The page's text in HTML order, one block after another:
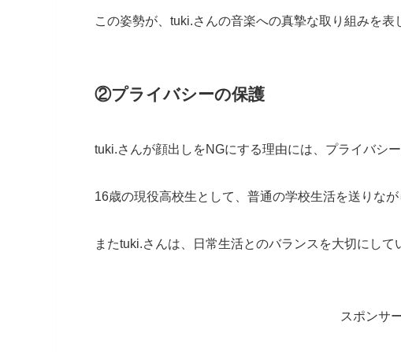
この姿勢が、tuki.さんの音楽への真摯な取り組みを表
②プライバシーの保護
tuki.さんが顔出しをNGにする理由には、プライバシー
16歳の現役高校生として、普通の学校生活を送りなが
またtuki.さんは、日常生活とのバランスを大切にして
スポンサ